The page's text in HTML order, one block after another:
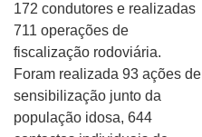
172 condutores e realizadas
711 operações de
fiscalização rodoviária.
Foram realizada 93 ações de
sensibilização junto da
população idosa, 644